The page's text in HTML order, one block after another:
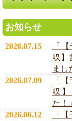
お知らせ
2026.07.15
「
収】
まし
2026.07.09
「
収
た！
2026.06.12
「